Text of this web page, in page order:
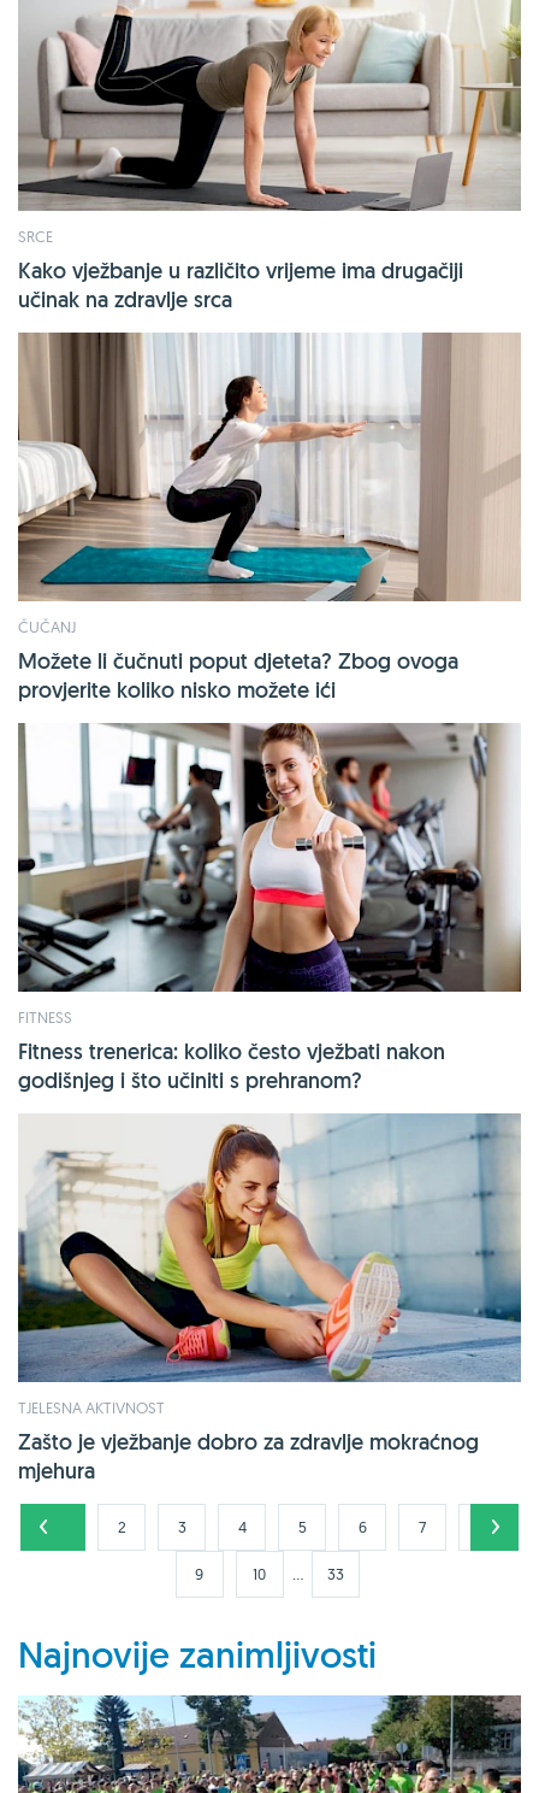
SRCE
Kako vježbanje u različito vrijeme ima drugačiji
učinak na zdravlje srca
ČUČANJ
Možete li čučnuti poput djeteta? Zbog ovoga
provjerite koliko nisko možete ići
FITNESS
Fitness trenerica: koliko često vježbati nakon
godišnjeg i što učiniti s prehranom?
TJELESNA AKTIVNOST
Zašto je vježbanje dobro za zdravlje mokraćnog
mjehura
2 3 4 5 6 7
9 10 ... 33
Najnovije zanimljivosti